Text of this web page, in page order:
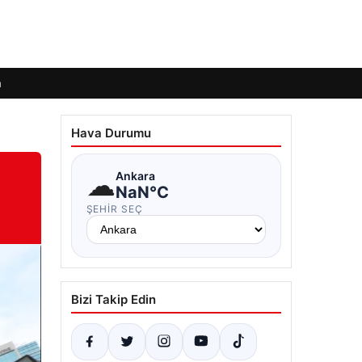
Hava Durumu
☁Ankara
NaN°C
ŞEHIR SEÇ
Bizi Takip Edin